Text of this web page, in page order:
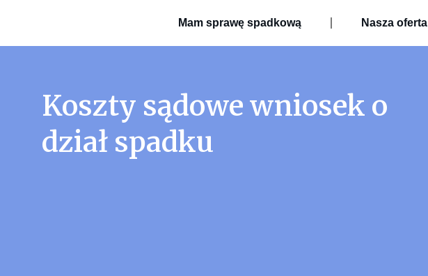
Mam sprawę spadkową Nasza oferta
Koszty sądowe wniosek o
dział spadku